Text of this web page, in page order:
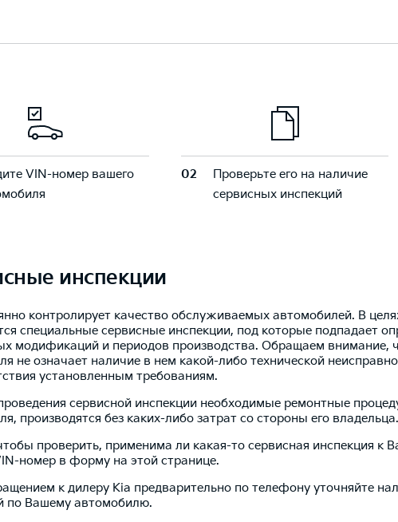
VIN-номер вашего
02
Проверьте его на наличие
сервисных инспекций
инспекции
контролирует качество обслуживаемых автомобилей. В
специальные сервисные инспекции, под которые подпадает
модификаций и периодов производства. Обращаем внимание,
не означает наличие в нем какой-либо технической
установленным требованиям.
сервисной инспекции необходимые ремонтные
производятся без каких-либо затрат со стороны его владельца.
проверить, применима ли какая-то сервисная инспекция
номер в форму на этой странице.
к дилеру Kia предварительно по телефону уточняйте
по Вашему автомобилю.